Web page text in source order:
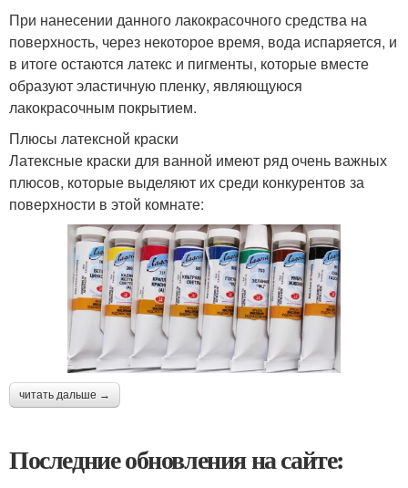
При нанесении данного лакокрасочного средства на
поверхность, через некоторое время, вода испаряется, и
в итоге остаются латекс и пигменты, которые вместе
образуют эластичную пленку, являющуюся
лакокрасочным покрытием.
Плюсы латексной краски
Латексные краски для ванной имеют ряд очень важных
плюсов, которые выделяют их среди конкурентов за
поверхности в этой комнате:
читать дальше →
Последние обновления на сайте: